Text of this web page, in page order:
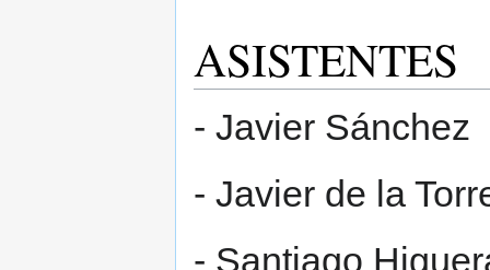
ASISTENTES
- Javier Sánchez
- Javier de la
- Santiago